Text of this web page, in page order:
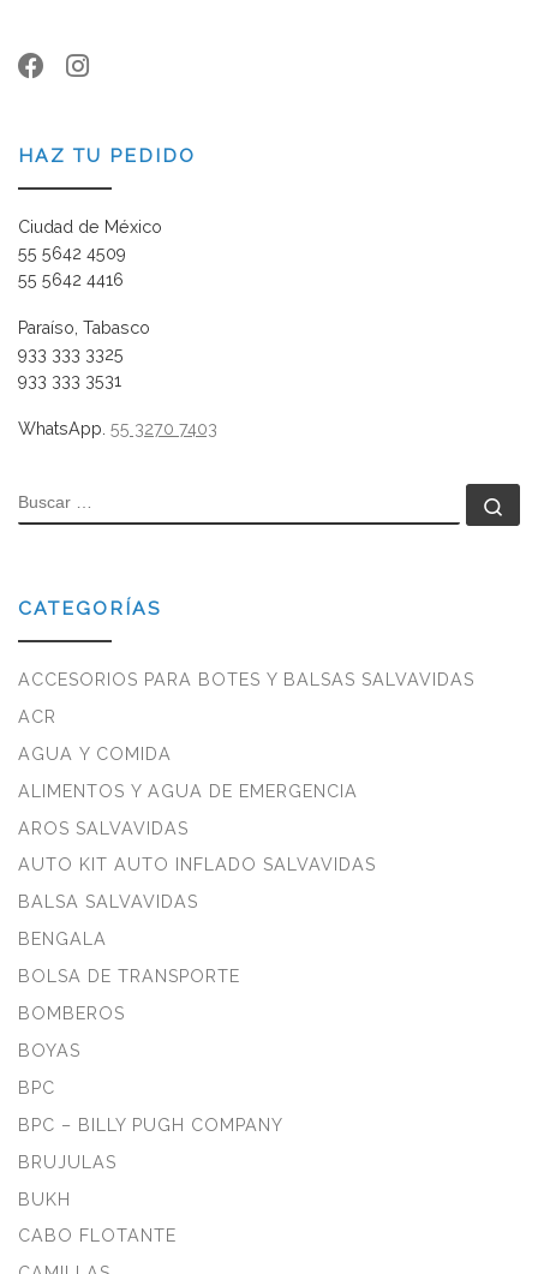
HAZ TU PEDIDO
Ciudad de México
55 5642 4509
55 5642 4416
Paraíso, Tabasco
933 333 3325
933 333 3531
WhatsApp. 55 3270 7403
BUSCAR
CATEGORÍAS
ACCESORIOS PARA BOTES Y BALSAS SALVAVIDAS
ACR
AGUA Y COMIDA
ALIMENTOS Y AGUA DE EMERGENCIA
AROS SALVAVIDAS
AUTO KIT AUTO INFLADO SALVAVIDAS
BALSA SALVAVIDAS
BENGALA
BOLSA DE TRANSPORTE
BOMBEROS
BOYAS
BPC
BPC – BILLY PUGH COMPANY
BRUJULAS
BUKH
CABO FLOTANTE